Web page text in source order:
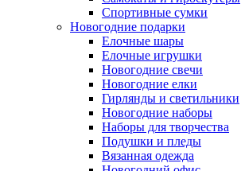
Спортивные сумки
Новогодние подарки
Елочные шары
Елочные игрушки
Новогодние свечи
Новогодние елки
Гирлянды и светильники
Новогодние наборы
Наборы для творчества
Подушки и пледы
Вязанная одежда